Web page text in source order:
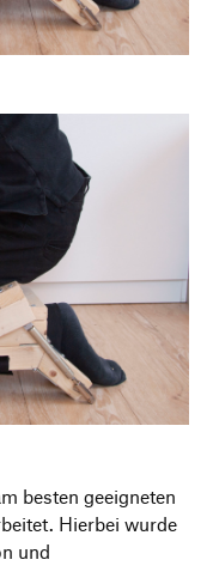
besten geeigneten
Hierbei wurde
und